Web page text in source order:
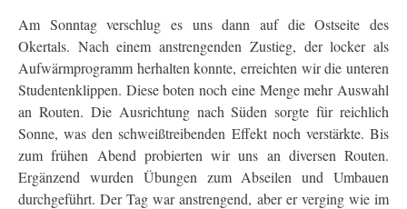
Am Sonntag verschlug es uns dann auf die Ostseite des
Okertals. Nach einem anstrengenden Zustieg, der locker als
Aufwärmprogramm herhalten konnte, erreichten wir die unteren
Studentenklippen. Diese boten noch eine Menge mehr Auswahl
an Routen. Die Ausrichtung nach Süden sorgte für reichlich
Sonne, was den schweißtreibenden Effekt noch verstärkte. Bis
zum frühen Abend probierten wir uns an diversen Routen.
Ergänzend wurden Übungen zum Abseilen und Umbauen
durchgeführt. Der Tag war anstrengend, aber er verging wie im